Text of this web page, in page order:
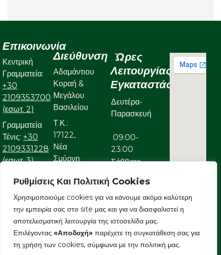
Ρυθμίσεις Και Πολιτική Cookies
Χρησιμοποιούμε cookies για να κάνουμε ακόμα καλύτερη
την εμπειρία σας στο site μας και για να διασφαλιστεί η
αποτελεσματική λειτουργία της ιστοσελίδα μας.
Επιλέγοντας «Αποδοχή» παρέχετε τη συγκατάθεση σας για
τη χρήση των cookies, σύμφωνα με την πολιτική μας.
Επικοινωνία
Κεντρική
Γραμματεία:
+30
2109353700
(εσωτ. 2)
Γραμματεία
Τένις: +30
2109331228
(εσωτ. 3)
Γραμματεία
Κολυμβητικού:
+30
2109323632
info@aonsmilon.gr
Διεύθυνση
Αδαμάντιου
Κοραή &
Μεγάλου
Βασιλείου
Τ.Κ.:
17122,
Νέα
Σμύρνη
Ώρες
Λειτουργίας
Εγκαταστάσεων
Δευτέρα-
Παρασκευή
09:00-
23:00
Σάββατο
09:00-
22:00
Κυριακή
09:00-
22:00